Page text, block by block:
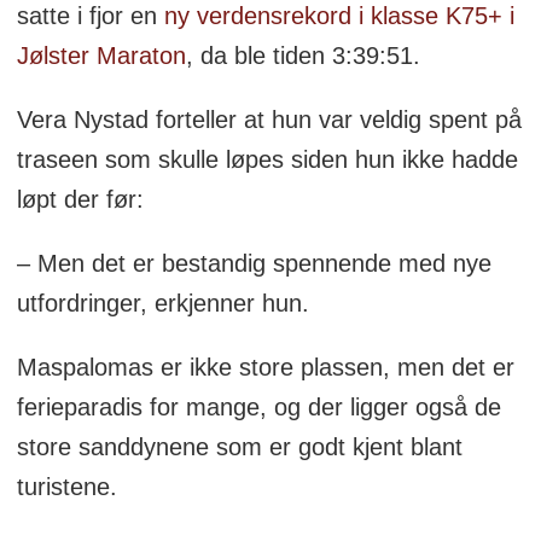
satte i fjor en ny verdensrekord i klasse K75+ i
Jølster Maraton, da ble tiden 3:39:51.
Vera Nystad forteller at hun var veldig spent på
traseen som skulle løpes siden hun ikke hadde
løpt der før:
– Men det er bestandig spennende med nye
utfordringer, erkjenner hun.
Maspalomas er ikke store plassen, men det er
ferieparadis for mange, og der ligger også de
store sanddynene som er godt kjent blant
turistene.